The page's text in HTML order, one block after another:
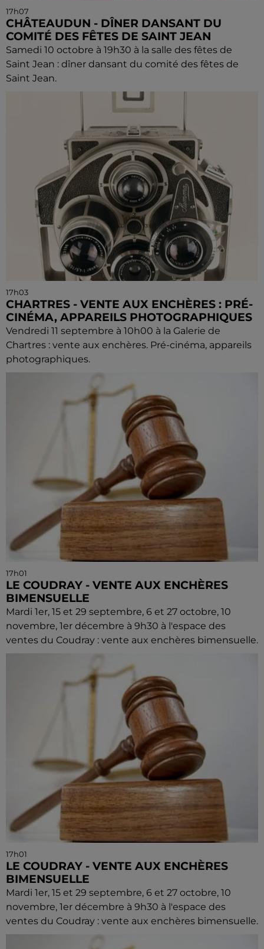
17h07
CHÂTEAUDUN - DÎNER DANSANT DU
COMITÉ DES FÊTES DE SAINT JEAN
Samedi 10 octobre à 19h30 à la salle des fêtes de
Saint Jean : dîner dansant du comité des fêtes de
Saint Jean.
17h03
CHARTRES - VENTE AUX ENCHÈRES : PRÉ-
CINÉMA, APPAREILS PHOTOGRAPHIQUES
Vendredi 11 septembre à 10h00 à la Galerie de
Chartres : vente aux enchères. Pré-cinéma, appareils
photographiques.
17h01
LE COUDRAY - VENTE AUX ENCHÈRES
BIMENSUELLE
Mardi 1er, 15 et 29 septembre, 6 et 27 octobre, 10
novembre, 1er décembre à 9h30 à l'espace des
ventes du Coudray : vente aux enchères bimensuelle.
17h01
LE COUDRAY - VENTE AUX ENCHÈRES
BIMENSUELLE
Mardi 1er, 15 et 29 septembre, 6 et 27 octobre, 10
novembre, 1er décembre à 9h30 à l'espace des
ventes du Coudray : vente aux enchères bimensuelle.